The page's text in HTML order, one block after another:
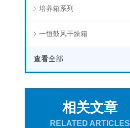
培养箱系列
一恒鼓风干燥箱
查看全部
相关文章
RELATED ARTICLES